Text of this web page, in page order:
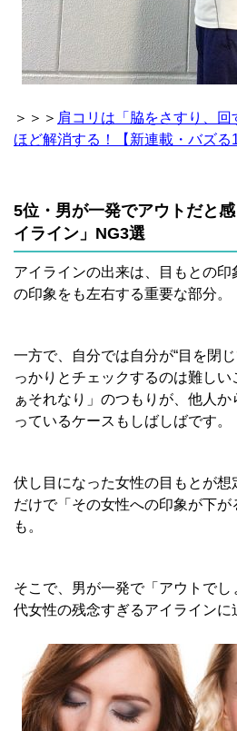
＞＞＞ 肩コリは「脇をさすり、
ほど解消する！【新連載・バズる
5位・男が一発でアウトだと
イライン」NG3選
アイラインの出来は、目もとの
の印象をも左右する重要な部分。
一方で、自分では自分が“目を閉
っかりとチェックするのは難しい
ぁそれなり」のつもりが、他人
っているケースもしばしばです。
伏し目になった女性の目もとが
だけで「その女性への印象が下
も。
そこで、男が一発で「アウトで
代女性の残念すぎるアイラインに